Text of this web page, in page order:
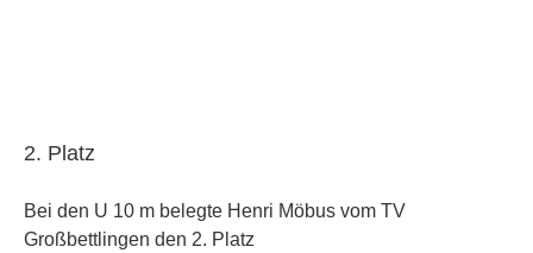
2. Platz
Bei den U 10 m belegte Henri Möbus vom TV
Großbettlingen den 2. Platz